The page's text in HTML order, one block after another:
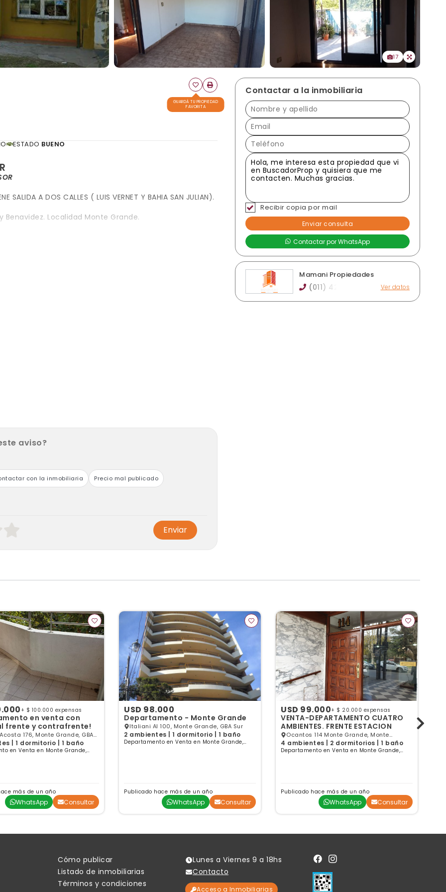
17
GUARDÁ TU PROPIEDAD
FAVORITA
ESTADO BUENO
SALIDA A DOS CALLES ( LUIS VERNET Y BAHIA SAN JULIAN).
Benavidez. Localidad Monte Grande.
cocina comedor, baño. Acceso por calle Luis
aviso?
con la inmobiliaria Precio mal publicado
Enviar
Contactar a la inmobiliaria
Recibir copia por mail
Mamani Propiedades
(011) 42 Ver datos
crimivictor0@gmail.com
+ $ 100.000 expensas
en venta con
frente y contrafrente!
176, Monte Grande, GBA
| 1 dormitorio | 1 baño
en Venta en Monte Grande,
más de un año
WhatsApp Consultar
USD 98.000
Departamento - Monte Grande
Italiani Al 100, Monte Grande, GBA Sur
2 ambientes | 1 dormitorio | 1 baño
Departamento en Venta en Monte Grande,
Publicado hace más de un año
WhatsApp Consultar
USD 99.000+ $ 20.000 expensas
VENTA-DEPARTAMENTO CUATRO
AMBIENTES. FRENTE ESTACION
Ocantos 114 Monte Grande, Monte
Grande, GBA Sur
4 ambientes | 2 dormitorios | 1 baño
Departamento en Venta en Monte Grande,
Publicado hace más de un año
WhatsApp Consultar
Cómo publicar
Listado de inmobiliarias
Términos y condiciones
Lunes a Viernes 9 a 18hs
Contacto
Acceso a Inmobiliarias